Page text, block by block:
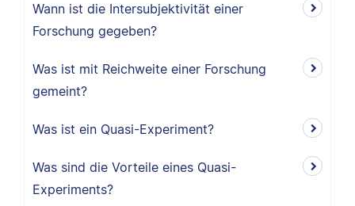
Wann ist die Intersubjektivität einer
Forschung gegeben?
Was ist mit Reichweite einer Forschung
gemeint?
Was ist ein Quasi-Experiment?
Was sind die Vorteile eines Quasi-
Experiments?